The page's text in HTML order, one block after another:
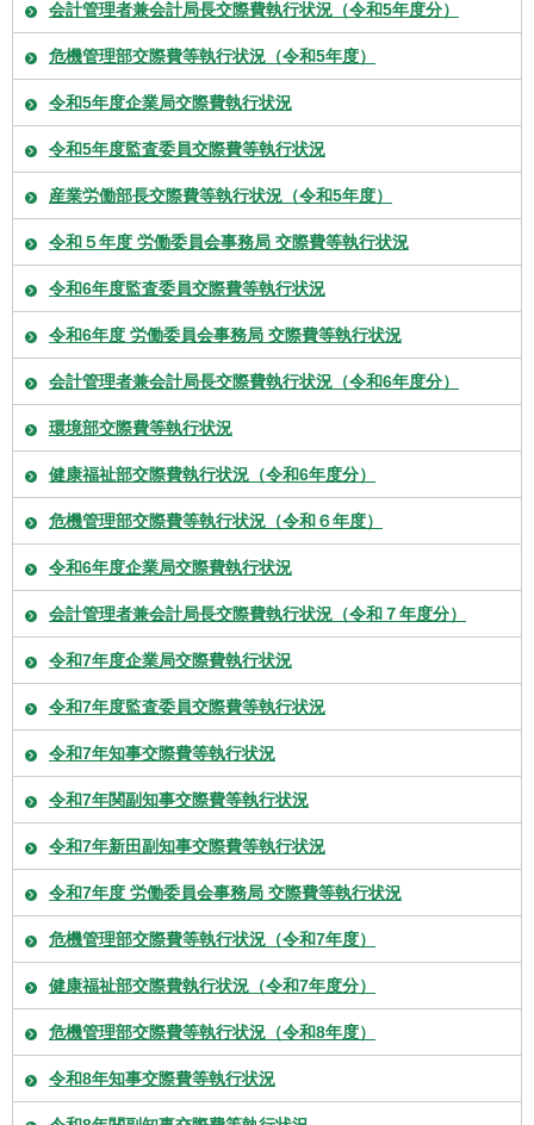
会計管理者兼会計局長交際費執行状況（令和5年度分）
危機管理部交際費等執行状況（令和5年度）
令和5年度企業局交際費執行状況
令和5年度監査委員交際費等執行状況
産業労働部長交際費等執行状況（令和5年度）
令和５年度 労働委員会事務局 交際費等執行状況
令和6年度監査委員交際費等執行状況
令和6年度 労働委員会事務局 交際費等執行状況
会計管理者兼会計局長交際費執行状況（令和6年度分）
環境部交際費等執行状況
健康福祉部交際費執行状況（令和6年度分）
危機管理部交際費等執行状況（令和６年度）
令和6年度企業局交際費執行状況
会計管理者兼会計局長交際費執行状況（令和７年度分）
令和7年度企業局交際費執行状況
令和7年度監査委員交際費等執行状況
令和7年知事交際費等執行状況
令和7年関副知事交際費等執行状況
令和7年新田副知事交際費等執行状況
令和7年度 労働委員会事務局 交際費等執行状況
危機管理部交際費等執行状況（令和7年度）
健康福祉部交際費執行状況（令和7年度分）
危機管理部交際費等執行状況（令和8年度）
令和8年知事交際費等執行状況